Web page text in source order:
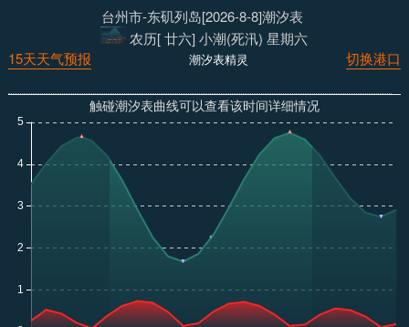
台州市-东矶列岛[2026-8-8]潮汐表
农历[ 廿六] 小潮(死汛) 星期六
切换港口
潮汐表精灵
15天天气预报
触碰潮汐表曲线可以查看该时间详细情况